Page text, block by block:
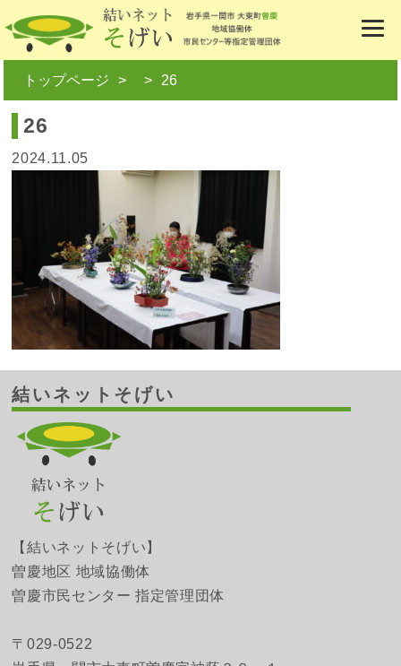
トップページ 26
26
2024.11.05
結いネットそげい
【結いネットそげい】
曽慶地区 地域協働体
曽慶市民センター 指定管理団体
〒029-0522